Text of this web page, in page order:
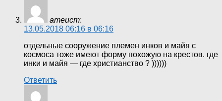
атеист:
13.05.2018 06:16 в 06:16
отдельные сооружение племен инков и майя с
космоса тоже имеют форму похожую на крестов. где
инки и майя — где христианство ? ))))))
Ответить